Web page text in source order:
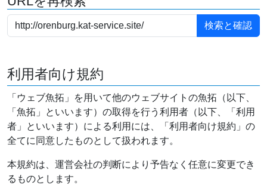
利用者向け規約
「ウェブ魚拓」を用いて他のウェブサイトの魚拓（以下、
「魚拓」といいます）の取得を行う利用者（以下、「利用
者」といいます）による利用には、「利用者向け規約」の
全てに同意したものとして扱われます。
本規約は、運営会社の判断により予告なく任意に変更でき
るものとします。